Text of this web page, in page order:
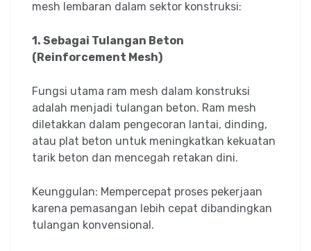
mesh lembaran dalam sektor konstruksi:
1. Sebagai Tulangan Beton
(Reinforcement Mesh)
Fungsi utama ram mesh dalam konstruksi
adalah menjadi tulangan beton. Ram mesh
diletakkan dalam pengecoran lantai, dinding,
atau plat beton untuk meningkatkan kekuatan
tarik beton dan mencegah retakan dini.
Keunggulan: Mempercepat proses pekerjaan
karena pemasangan lebih cepat dibandingkan
tulangan konvensional.